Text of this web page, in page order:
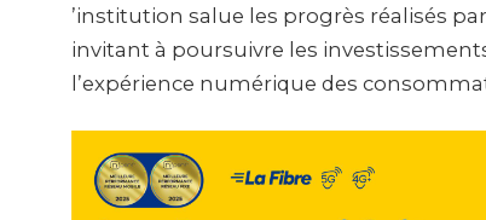
’institution salue les progrès réalisés
invitant à poursuivre les
l’expérience numérique des